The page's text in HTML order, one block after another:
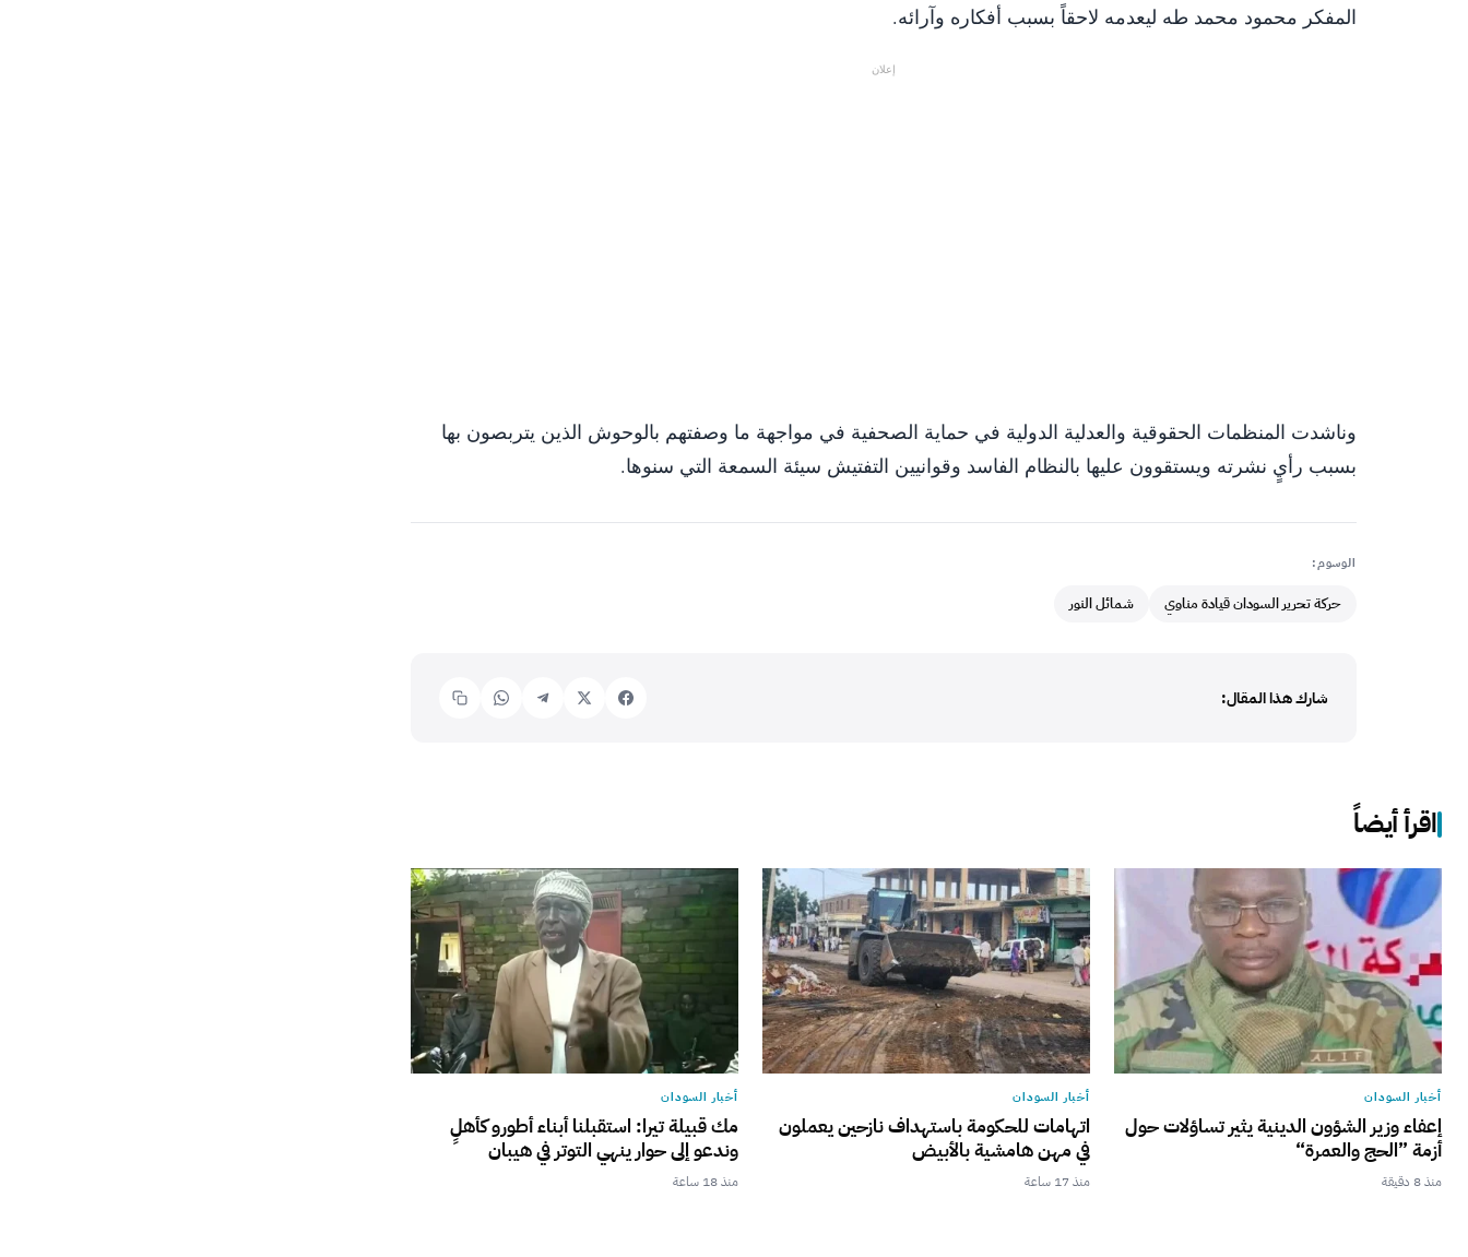
المفكر محمود محمد طه ليعدمه لاحقاً بسبب أفكاره وآرائه.
إعلان
وناشدت المنظمات الحقوقية والعدلية الدولية في حماية الصحفية في مواجهة ما وصفتهم بالوحوش الذين يتربصون بها
بسبب رأيٍ نشرته ويستقوون عليها بالنظام الفاسد وقوانيين التفتيش سيئة السمعة التي سنوها.
الوسوم:
حركة تحرير السودان قيادة مناوي شمائل النور
شارك هذا المقال:
اقرأ أيضاً
أخبار السودان
إعفاء وزير الشؤون الدينية يثير تساؤلات حول
أزمة ”الحج والعمرة“
منذ 8 دقيقة
أخبار السودان
اتهامات للحكومة باستهداف نازحين يعملون
في مهن هامشية بالأبيض
منذ 17 ساعة
أخبار السودان
مك قبيلة تيرا: استقبلنا أبناء أطورو كأهلٍ
وندعو إلى حوار ينهي التوتر في هيبان
منذ 18 ساعة